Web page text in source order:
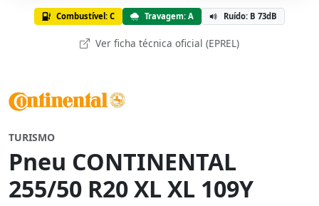
Combustível: C Travagem: A Ruído: B 73dB
Ver ficha técnica oficial (EPREL)
TURISMO
Pneu CONTINENTAL
255/50 R20 XL XL 109Y